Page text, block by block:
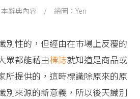
本辭典內容 / 繪圖：Yen
別性的，但經由在市場上反覆的
眾都能藉由標誌就知道是商品或
所提供的，這時標識除原來的原
別來源的新意義，所以後天識別